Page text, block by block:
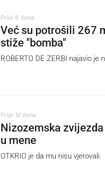
Prije 8 dana
Već su potrošili 267
stiže "bomba"
ROBERTO DE ZERBI najavio je
Prije 12 dana
Nizozemska
u mene
OTKRIO je da mu nisu vjerovali.